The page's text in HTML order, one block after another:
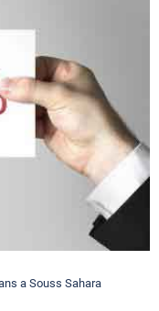
a Souss Sahara